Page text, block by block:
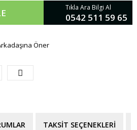
Tıkla Ara Bilgi Al
0542 511 59 65
Öner
TAKSIT SEÇENEKLERI